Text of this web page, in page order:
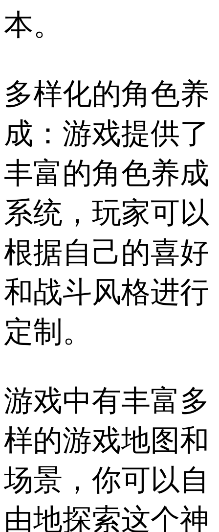
本。
多样化的角色养
成：游戏提供了
丰富的角色养成
系统，玩家可以
根据自己的喜好
和战斗风格进行
定制。
游戏中有丰富多
样的游戏地图和
场景，你可以自
由地探索这个神